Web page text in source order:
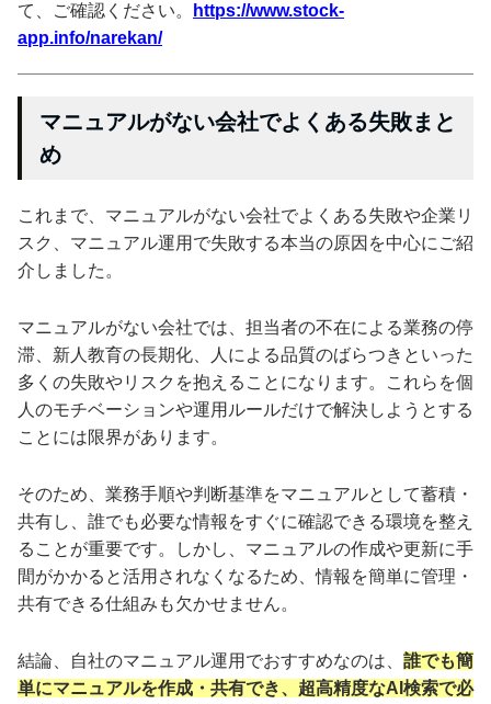
て、ご確認ください。
https://www.stock-
app.info/narekan/
マニュアルがない会社でよくある失敗まと
め
これまで、マニュアルがない会社でよくある失敗や企業リ
スク、マニュアル運用で失敗する本当の原因を中心にご紹
介しました。
マニュアルがない会社では、担当者の不在による業務の停
滞、新人教育の長期化、人による品質のばらつきといった
多くの失敗やリスクを抱えることになります。これらを個
人のモチベーションや運用ルールだけで解決しようとする
ことには限界があります。
そのため、業務手順や判断基準をマニュアルとして蓄積・
共有し、誰でも必要な情報をすぐに確認できる環境を整え
ることが重要です。しかし、マニュアルの作成や更新に手
間がかかると活用されなくなるため、情報を簡単に管理・
共有できる仕組みも欠かせません。
結論、自社のマニュアル運用でおすすめなのは、 誰でも簡
単にマニュアルを作成・共有でき、超高精度なAI検索で必